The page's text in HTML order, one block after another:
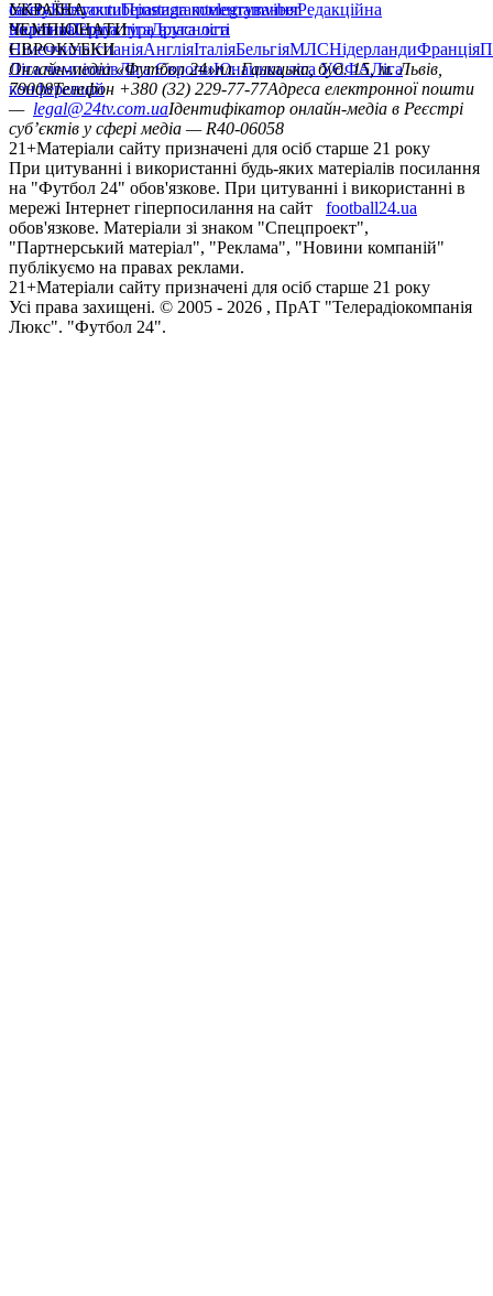
сайтуКонтактиПравила коментуванняРедакційна
політикаСтруктура власності
facebookxyoutubeinstagramtelegramviber
УКРАЇНА
УкраїнаПерша лігаДруга ліга
ЧЕМПІОНАТИ
НімеччинаІспаніяАнгліяІталіяБельгіяМЛСНідерландиФранція
ЄВРОКУБКИ
Ліга чемпіонівЛіга ЄвропиЮнацька ліга УЄФАЛіга
конференцій
Онлайн-медіа «Футбол 24»пл. Галицька, буд. 15, м. Львів,
79008Телефон +380 (32) 229-77-77Адреса електронної пошти
— legal@24tv.com.uaІдентифікатор онлайн-медіа в Реєстрі
суб’єктів у сфері медіа — R40-06058
21+Матеріали сайту призначені для осіб старше 21 року
При цитуванні і використанні будь-яких матеріалів посилання
на "Футбол 24" обов'язкове. При цитуванні і використанні в
мережі Інтернет гіперпосилання на сайт
football24.ua
обов'язкове. Матеріали зі знаком "Спецпроект",
"Партнерський матеріал", "Реклама", "Новини компаній"
публікуємо на правах реклами.
21+Матеріали сайту призначені для осіб старше 21 року
Усi права захищенi. © 2005 - 2026 , ПрАТ "Телерадіокомпанія
Люкс". "Футбол 24".